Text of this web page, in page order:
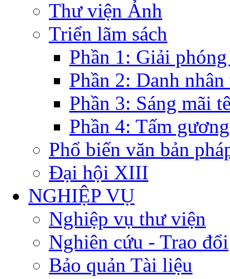
Thư viện Ảnh
Triển lãm sách
Phần 1: Giải
Phần 2: Danh nhân
Phần 3: Sáng mãi
Phần 4: Tấm
Phổ biến văn bản
Đại hội XIII
NGHIỆP VỤ
Nghiệp vụ thư viện
Nghiên cứu - Trao đổi
Bảo quản Tài liệu